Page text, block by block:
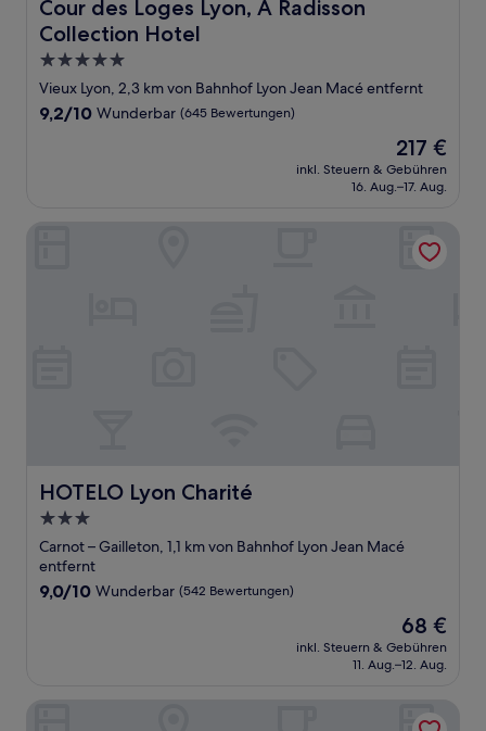
Cour des Loges Lyon, A Radisson
Collection Hotel
Cour des Loges Lyon, A Radisson Collection Hotel
5.0-
Sterne-
Unterkunft
Vieux Lyon, 2,3 km von Bahnhof Lyon Jean Macé entfernt
9.2
9,2/10 Wunderbar (645 Bewertungen)
Der
Preis
beträgt
217 €
inkl. Steuern & Gebühren
16. Aug.–17. Aug.
HOTELO Lyon Charité
HOTELO Lyon Charité
3.0-
Sterne-
Unterkunft
Carnot – Gailleton, 1,1 km von Bahnhof Lyon Jean Macé
entfernt
9.0
9,0/10 Wunderbar (542 Bewertungen)
Der
Preis
beträgt
68 €
inkl. Steuern & Gebühren
11. Aug.–12. Aug.